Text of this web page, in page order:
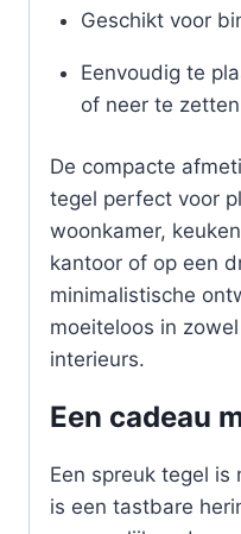
Geschikt voor
Eenvoudig te
of neer te
De compacte
tegel perfect voor
woonkamer,
kantoor of op een
minimalistische
moeiteloos in
interieurs.
Een cadeau
Een spreuk tegel
is een tastbare